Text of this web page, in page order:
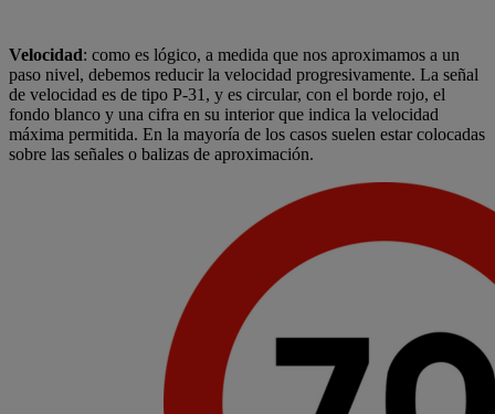
Velocidad: como es lógico, a medida que nos aproximamos a un
paso nivel, debemos reducir la velocidad progresivamente. La señal
de velocidad es de tipo P-31, y es circular, con el borde rojo, el
fondo blanco y una cifra en su interior que indica la velocidad
máxima permitida. En la mayoría de los casos suelen estar colocadas
sobre las señales o balizas de aproximación.